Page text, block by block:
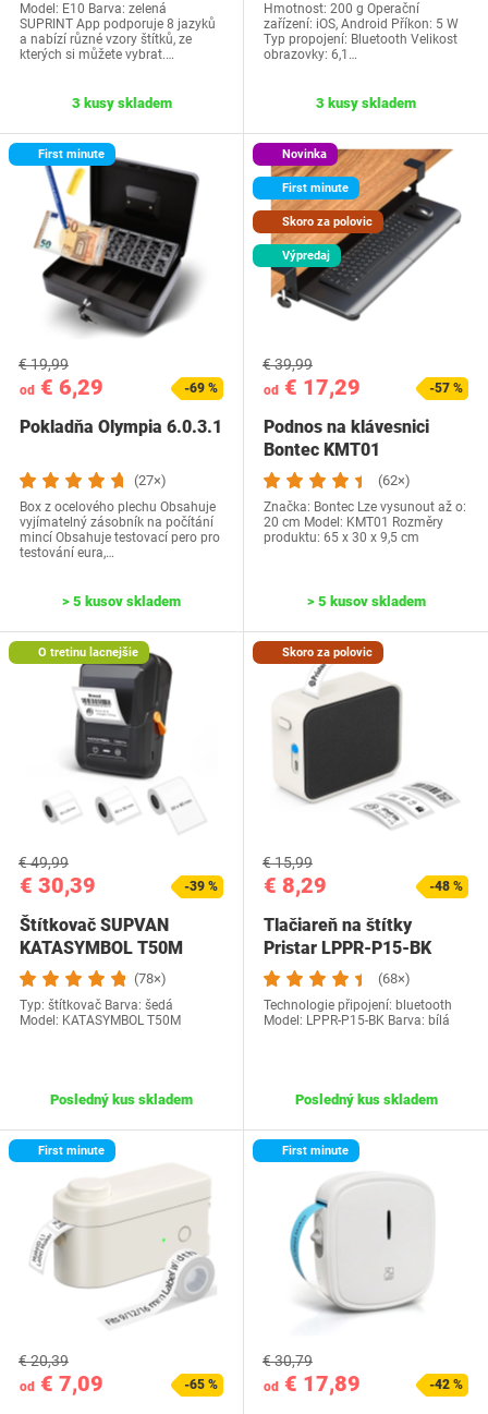
Model: E10 Barva: zelená
SUPRINT App podporuje 8 jazyků
a nabízí různé vzory štítků, ze
kterých si můžete vybrat.…
3 kusy skladem
Hmotnost: 200 g Operační
zařízení: ‎iOS, Android Příkon: 5 W
Typ propojení: Bluetooth Velikost
obrazovky: 6,1…
3 kusy skladem
First minute
od € 6,29
€ 19,99
-69 %
Pokladňa Olympia 6.0.3.1
(27×)
Box z ocelového plechu Obsahuje
vyjímatelný zásobník na počítání
mincí Obsahuje testovací pero pro
testování eura,…
> 5 kusov skladem
Novinka
First minute
Skoro za polovic
Výpredaj
od € 17,29
€ 39,99
-57 %
Podnos na klávesnici
Bontec ‎KMT01
(62×)
Značka: Bontec Lze vysunout až o:
20 cm Model: ‎KMT01 Rozměry
produktu‎: 65 x 30 x 9,5 cm
> 5 kusov skladem
O tretinu lacnejšie
€ 30,39
€ 49,99
-39 %
Štítkovač SUPVAN
KATASYMBOL T50M
(78×)
Typ: štítkovač Barva: šedá
Model: KATASYMBOL T50M
Posledný kus skladem
Skoro za polovic
€ 8,29
€ 15,99
-48 %
Tlačiareň na štítky
Pristar LPPR-P15-BK
(68×)
Technologie připojení: bluetooth
Model: ‎LPPR-P15-BK Barva: bílá
Posledný kus skladem
First minute
od € 7,09
€ 20,39
-65 %
First minute
od € 17,89
€ 30,79
-42 %